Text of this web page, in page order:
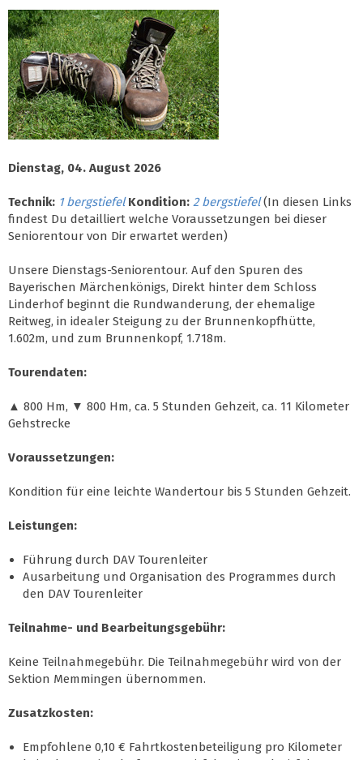
Dienstag, 04. August 2026
Technik: 1 bergstiefel Kondition: 2 bergstiefel (In diesen Links
findest Du detailliert welche Voraussetzungen bei dieser
Seniorentour von Dir erwartet werden)
Unsere Dienstags-Seniorentour. Auf den Spuren des
Bayerischen Märchenkönigs, Direkt hinter dem Schloss
Linderhof beginnt die Rundwanderung, der ehemalige
Reitweg, in idealer Steigung zu der Brunnenkopfhütte,
1.602m, und zum Brunnenkopf, 1.718m.
Tourendaten:
▲ 800 Hm, ▼ 800 Hm, ca. 5 Stunden Gehzeit, ca. 11 Kilometer
Gehstrecke
Voraussetzungen:
Kondition für eine leichte Wandertour bis 5 Stunden Gehzeit.
Leistungen:
Führung durch DAV Tourenleiter
Ausarbeitung und Organisation des Programmes durch
den DAV Tourenleiter
Teilnahme- und Bearbeitungsgebühr:
Keine Teilnahmegebühr. Die Teilnahmegebühr wird von der
Sektion Memmingen übernommen.
Zusatzkosten:
Empfohlene 0,10 € Fahrtkostenbeteiligung pro Kilometer